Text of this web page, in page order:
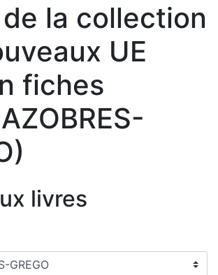
la collection
UE
fiches
livres